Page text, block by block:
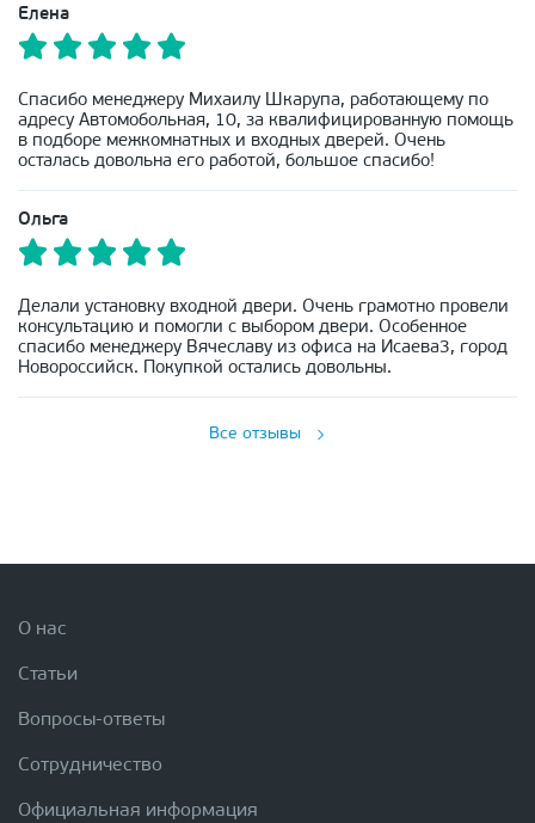
Елена
Спасибо менеджеру Михаилу Шкарупа, работающему по
адресу Автомобольная, 10, за квалифицированную помощь
в подборе межкомнатных и входных дверей. Очень
осталась довольна его работой, большое спасибо!
Ольга
Делали установку входной двери. Очень грамотно провели
консультацию и помогли с выбором двери. Особенное
спасибо менеджеру Вячеславу из офиса на Исаева3, город
Новороссийск. Покупкой остались довольны.
Все отзывы
О нас
Статьи
Вопросы-ответы
Сотрудничество
Официальная информация